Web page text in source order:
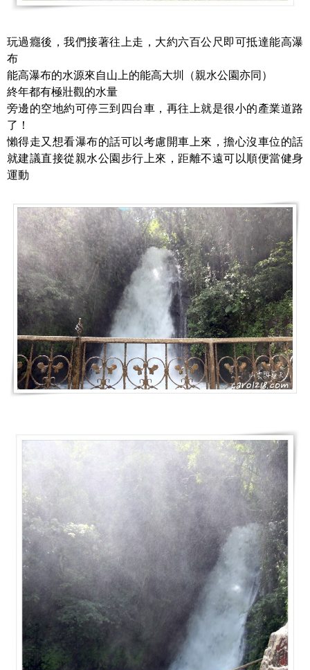
玩過癮後，我們接著往上走，大約六百公尺即可抵達能高瀑
布
能高瀑布的水源來自山上的能高大圳（親水公園亦同）
終年都有極壯觀的水量
旁邊的空地約可停三到四台車，再往上就是很小的產業道路
了！
懶得走又想看瀑布的話可以考慮開車上來，擔心沒車位的話
就建議直接從親水公園步行上來，距離不遠可以順便當健身
運動